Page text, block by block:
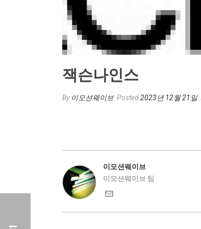
잭슨나인스
By 이모션웨이브 Posted2023년 12월 21일
이모션웨이브
이모션웨이브 팀